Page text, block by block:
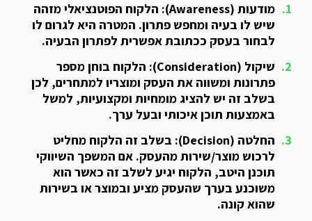
מודעות (Awareness):
הלקוח הפוטנציאלי מזהה
שיש לו בעיה ומחפש פתרון. המטרה היא לגרום לו
לבחור בעסק ככתובת אפשרית לפתרון הבעיה.
שיקול (Consideration):
הלקוח בוחן מספר
פתרונות ומשווה את העסק ומוצריו למתחרים, לכן
בשלב זה יש להציג מומחיות ומקצועיות, למשל
באמצעות תוכן איכותי ובעל ערך.
החלטה (Decision):
בשלב זה הלקוח מחליט
לרכוש מוצר/שירות מהעסק. אם המשפך השיווקי
תוכנן היטב, הלקוח יגיע לשלב זה כאשר הוא
משוכנע בערך שהעסק מציע ובמוצר או בשירות
שהוא קונה.